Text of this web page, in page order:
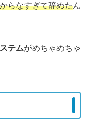
らなすぎて辞めたん
テムがめちゃめちゃ